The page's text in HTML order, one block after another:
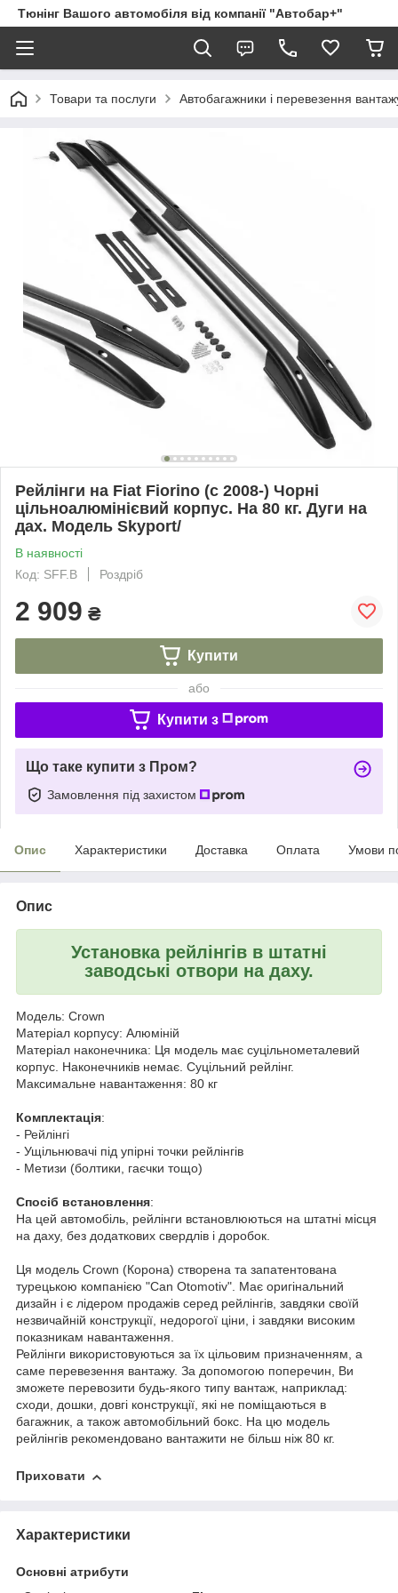
Тюнінг Вашого автомобіля від компанії "Автобар+"
Товари та послуги Автобагажники і перевезення
Рейлінги на Fiat Fiorino (c 2008-) Чорні
цільноалюмінієвий корпус. На 80 кг. Дуги на
дах. Модель Skyport/
В наявності
Код: SFF.B
Роздріб
2 909 ₴
Купити
або
Купити з
Що таке купити з Пром?
Замовлення під захистом
Опис Характеристики Доставка Оплата Умови
Опис
Установка рейлінгів в штатні
заводські отвори на даху.
Модель: Crown
Матеріал корпусу: Алюміній
Матеріал наконечника: Ця модель має суцільнометалевий
корпус. Наконечників немає. Суцільний рейлінг.
Максимальне навантаження: 80 кг
Комплектація:
- Рейлінгі
- Ущільнювачі під упірні точки рейлінгів
- Метизи (болтики, гаєчки тощо)
Спосіб встановлення:
На цей автомобіль, рейлінги встановлюються на штатні місця
на даху, без додаткових свердлів і доробок.
Ця модель Crown (Корона) створена та запатентована
турецькою компанією "Can Otomotiv". Має оригінальний
дизайн і є лідером продажів серед рейлінгів, завдяки своїй
незвичайній конструкції, недорогої ціни, і завдяки високим
показникам навантаження.
Рейлінги використовуються за їх цільовим призначенням, а
саме перевезення вантажу. За допомогою поперечин, Ви
зможете перевозити будь-якого типу вантаж, наприклад:
сходи, дошки, довгі конструкції, які не поміщаються в
багажник, а також автомобільний бокс. На цю модель
рейлінгів рекомендовано вантажити не більш ніж 80 кг.
Приховати
Характеристики
Основні атрибути